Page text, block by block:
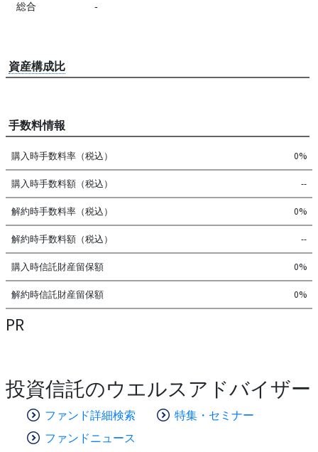
総合 -
資産構成比
手数料情報
購入時手数料率（税込） 0%
購入時手数料額（税込） --
解約時手数料率（税込） 0%
解約時手数料額（税込） --
購入時信託財産留保額 0%
解約時信託財産留保額 0%
PR
投資信託のウエルスアドバイザー
ファンド詳細検索
特集・セミナー
ファンドニュース